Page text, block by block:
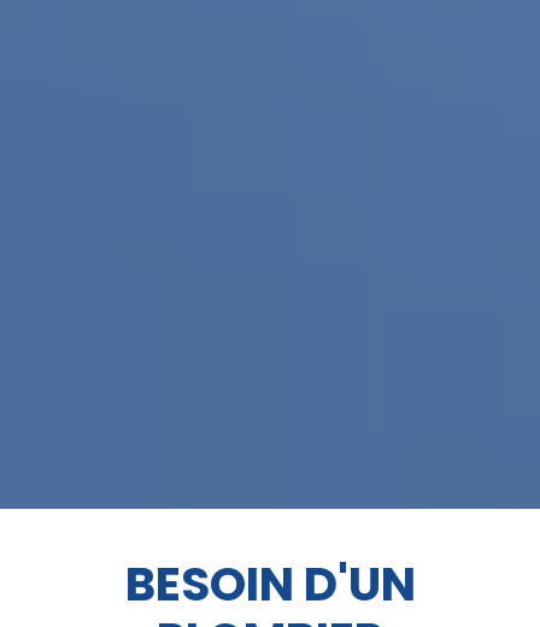
BESOIN D'UN